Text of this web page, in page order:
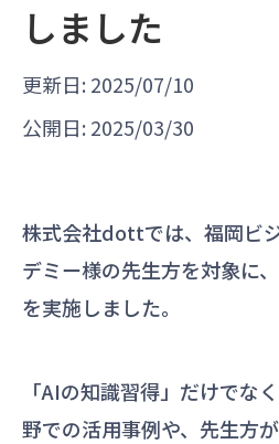
しました
更新日: 2025/07/10
公開日: 2025/03/30
株式会社dottでは、福岡ビ
デミー様の先生方を対象に
を実施しました。
「AIの知識習得」だけでな
野での活用事例や、先生方